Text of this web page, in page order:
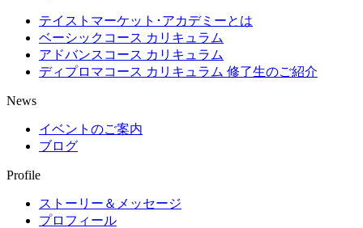
テイストマーケット･アカデミーとは
ベーシックコース カリキュラム
アドバンスコース カリキュラム
ディプロマコース カリキュラム 修了生のご紹介
News
イベントのご案内
ブログ
Profile
ストーリー＆メッセージ
プロフィール